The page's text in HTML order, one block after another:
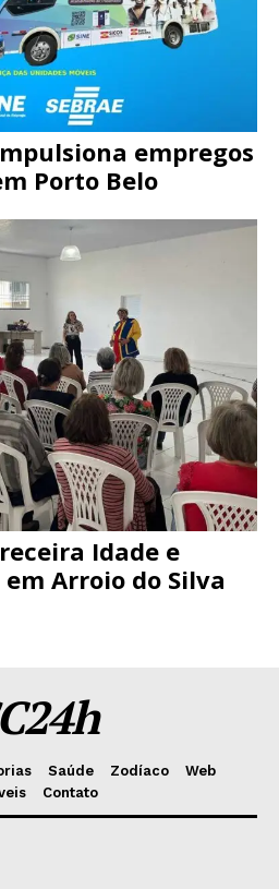
empregos
Porto Belo
Idade e
Arroio do Silva
Saúde Zodíaco
Web
Contato